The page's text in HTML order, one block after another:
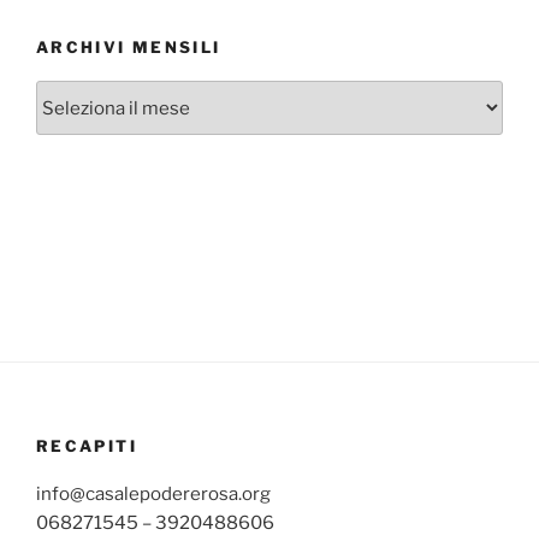
ARCHIVI MENSILI
RECAPITI
info@casalepodererosa.org
068271545 – 3920488606